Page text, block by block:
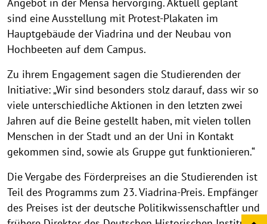
Angebot in der Mensa hervorging. Aktuell geplant
sind eine Ausstellung mit Protest-Plakaten im
Hauptgebäude der Viadrina und der Neubau von
Hochbeeten auf dem Campus.
Zu ihrem Engagement sagen die Studierenden der
Initiative: „Wir sind besonders stolz darauf, dass wir so
viele unterschiedliche Aktionen in den letzten zwei
Jahren auf die Beine gestellt haben, mit vielen tollen
Menschen in der Stadt und an der Uni in Kontakt
gekommen sind, sowie als Gruppe gut funktionieren.“
Die Vergabe des Förderpreises an die Studierenden ist
Teil des Programms zum 23. Viadrina-Preis. Empfänger
des Preises ist der deutsche Politikwissenschaftler und